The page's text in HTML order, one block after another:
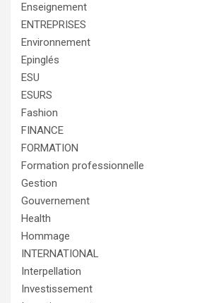
Enseignement
ENTREPRISES
Environnement
Epinglés
ESU
ESURS
Fashion
FINANCE
FORMATION
Formation professionnelle
Gestion
Gouvernement
Health
Hommage
INTERNATIONAL
Interpellation
Investissement